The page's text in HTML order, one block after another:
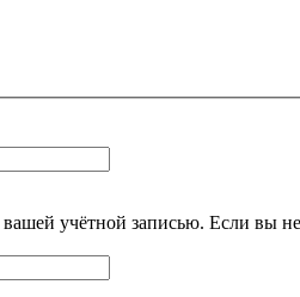
учётной записью. Если вы